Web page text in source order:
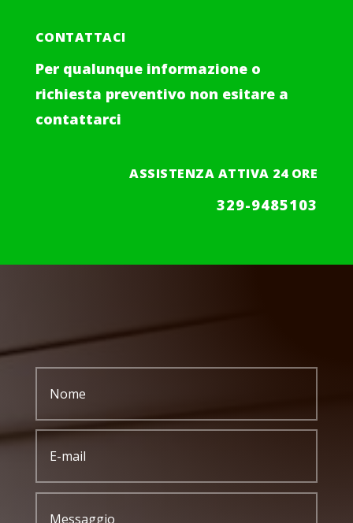
CONTATTACI
Per qualunque informazione o
richiesta preventivo non esitare a
contattarci
ASSISTENZA ATTIVA 24 ORE
329-9485103